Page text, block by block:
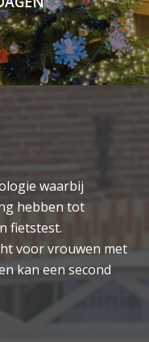
waarbij
hebben tot
fietstest.
voor vrouwen met
kan een second